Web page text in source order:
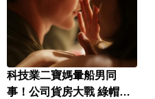
科技業二寶媽暈船男同
事！公司貨房大戰 綠帽夫